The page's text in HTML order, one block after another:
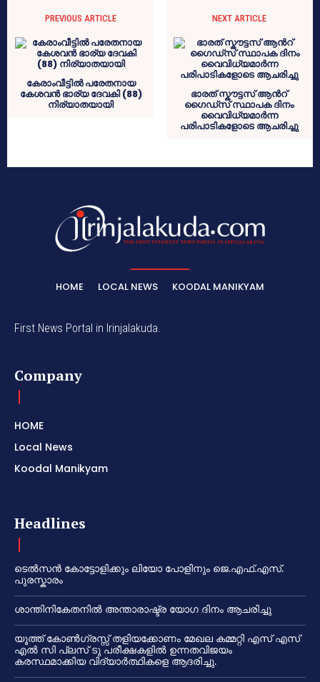
PREVIOUS ARTICLE
കേരാംവീട്ടിൽ പരേതനായ
കേശവൻ ഭാര്യ ദേവകി (88)
നിര്യാതയായി
NEXT ARTICLE
ഭാരത് സ്കൗട്ടസ് ആൻറ്
ഗൈഡ്സ് സ്ഥാപക ദിനം
വൈവിധ്യമാർന്ന
പരിപാടികളോടെ ആചരിച്ചു
HOME LOCAL NEWS KOODAL MANIKYAM
First News Portal in Irinjalakuda.
Company
HOME
Local News
Koodal Manikyam
Headlines
ടെൽസൻ കോട്ടോളിക്കും ലിയോ പോളിനും ജെ.എഫ്.എസ്.
പുരസ്കാരം
ശാന്തിനികേതനിൽ അന്താരാഷ്ട്ര യോഗ ദിനം ആചരിച്ചു
യൂത്ത് കോൺഗ്രസ്സ് തളിയക്കോണം മേഖല കമ്മറ്റി എസ് എസ്
എൽ സി പ്ലസ് ടു പരീക്ഷകളിൽ ഉന്നതവിജയം
കരസ്ഥമാക്കിയ വിദ്യാർത്ഥികളെ ആദരിച്ചു.